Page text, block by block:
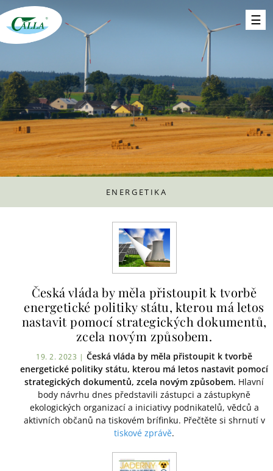
ENERGETIKA
Česká vláda by měla přistoupit k tvorbě
energetické politiky státu, kterou má letos
nastavit pomocí strategických dokumentů,
zcela novým způsobem.
19. 2. 2023 | Česká vláda by měla přistoupit k tvorbě
energetické politiky státu, kterou má letos nastavit pomocí
strategických dokumentů, zcela novým způsobem. Hlavní
body návrhu dnes představili zástupci a zástupkyně
ekologických organizací a iniciativy podnikatelů, vědců a
aktivních občanů na tiskovém brífinku. Přečtěte si shrnutí v
tiskové zprávě.